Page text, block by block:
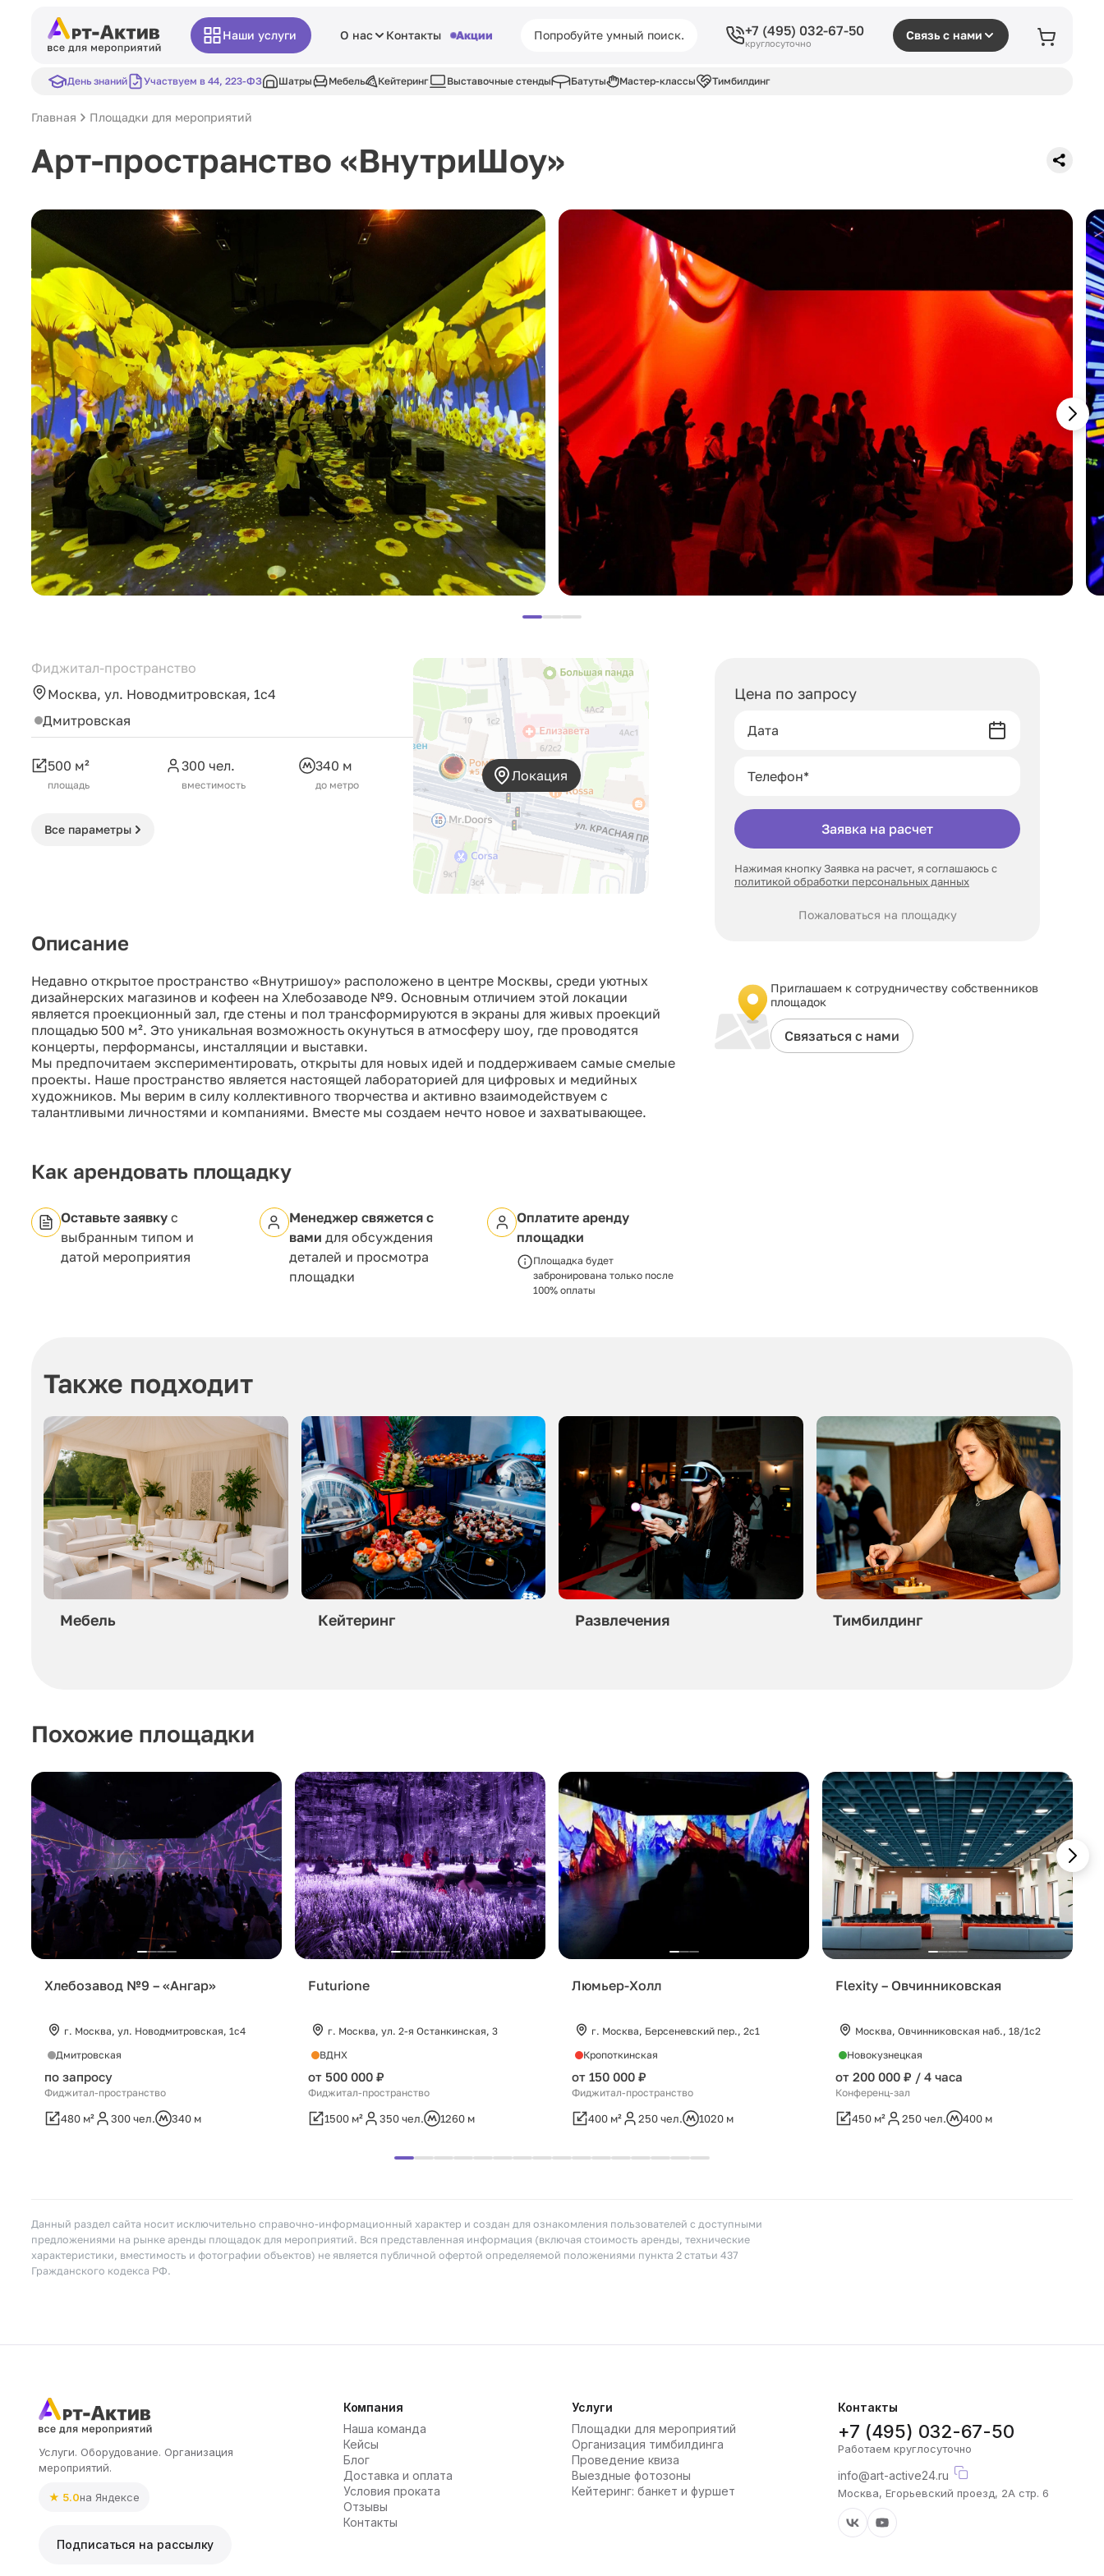
Наши услуги О нас Контакты Акции +7 (495) 032-67-50
круглосуточно
Связь с нами
День знаний Участвуем в 44, 223-ФЗ Шатры Мебель Кейтеринг Выставочные стенды Батуты Мастер-классы Тимбилдинг
Главная Площадки для мероприятий
Арт-пространство «ВнутриШоу»
Фиджитал-пространство
Москва, ул. Новодмитровская, 1с4
Дмитровская
500 м²
площадь
300 чел.
вместимость
340 м
до метро
Все параметры
Локация
Описание
Недавно открытое пространство «Внутришоу» расположено в центре Москвы, среди уютных
дизайнерских магазинов и кофеен на Хлебозаводе №9. Основным отличием этой локации
является проекционный зал, где стены и пол трансформируются в экраны для живых проекций
площадью 500 м². Это уникальная возможность окунуться в атмосферу шоу, где проводятся
концерты, перформансы, инсталляции и выставки.
Мы предпочитаем экспериментировать, открыты для новых идей и поддерживаем самые смелые
проекты. Наше пространство является настоящей лабораторией для цифровых и медийных
художников. Мы верим в силу коллективного творчества и активно взаимодействуем с
талантливыми личностями и компаниями. Вместе мы создаем нечто новое и захватывающее.
Как арендовать площадку
Оставьте заявку с
выбранным типом и
датой мероприятия
Менеджер свяжется с
вами для обсуждения
деталей и просмотра
площадки
Оплатите аренду
площадки
Площадка будет
забронирована только после
100% оплаты
Цена по запросу
Заявка на расчет
Нажимая кнопку Заявка на расчет, я соглашаюсь с
политикой обработки персональных данных
Пожаловаться на площадку
Приглашаем к сотрудничеству собственников
площадок
Связаться с нами
Также подходит
Мебель Кейтеринг Развлечения Тимбилдинг
Похожие площадки
Хлебозавод №9 – «Ангар»
г. Москва, ул. Новодмитровская, 1с4
Дмитровская
по запросу
Фиджитал-пространство
480 м² 300 чел. 340 м
Futurione
г. Москва, ул. 2-я Останкинская, 3
ВДНХ
от 500 000 ₽
Фиджитал-пространство
1500 м² 350 чел. 1260 м
Люмьер-Холл
г. Москва, Берсеневский пер., 2с1
Кропоткинская
от 150 000 ₽
Фиджитал-пространство
400 м² 250 чел. 1020 м
Flexity – Овчинниковская
Москва, Овчинниковская наб., 18/1с2
Новокузнецкая
от 200 000 ₽ / 4 часа
Конференц-зал
450 м² 250 чел. 400 м
Данный раздел сайта носит исключительно справочно-информационный характер и создан для ознакомления пользователей с доступными
предложениями на рынке аренды площадок для мероприятий. Вся представленная информация (включая стоимость аренды, технические
характеристики, вместимость и фотографии объектов) не является публичной офертой определяемой положениями пункта 2 статьи 437
Гражданского кодекса РФ.
Услуги. Оборудование. Организация
мероприятий.
★ 5.0на Яндексе
Подписаться на рассылку
Компания
Наша команда
Кейсы
Блог
Доставка и оплата
Условия проката
Отзывы
Контакты
Услуги
Площадки для мероприятий
Организация тимбилдинга
Проведение квиза
Выездные фотозоны
Кейтеринг: банкет и фуршет
Контакты
+7 (495) 032-67-50
Работаем круглосуточно
info@art-active24.ru
Москва, Егорьевский проезд, 2А стр. 6